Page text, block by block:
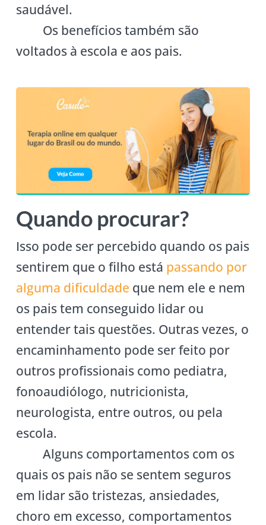
saudável.
Os benefícios também são
voltados à escola e aos pais.
Quando procurar?
Isso pode ser percebido quando os pais
sentirem que o filho está passando por
alguma dificuldade que nem ele e nem
os pais tem conseguido lidar ou
entender tais questões. Outras vezes, o
encaminhamento pode ser feito por
outros profissionais como pediatra,
fonoaudiólogo, nutricionista,
neurologista, entre outros, ou pela
escola.
Alguns comportamentos com os
quais os pais não se sentem seguros
em lidar são tristezas, ansiedades,
choro em excesso, comportamentos